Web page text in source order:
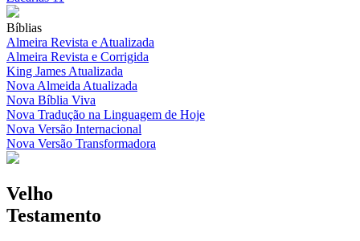
Bíblias
Almeira Revista e Atualizada
Almeira Revista e Corrigida
King James Atualizada
Nova Almeida Atualizada
Nova Bíblia Viva
Nova Tradução na Linguagem de Hoje
Nova Versão Internacional
Nova Versão Transformadora
Velho
Testamento